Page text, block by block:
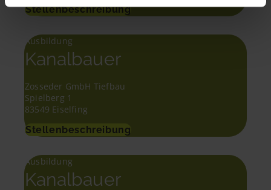
Stellenbeschreibung
Ausbildung
Kanalbauer
Zosseder GmbH Tiefbau
Spielberg 1
83549 Eiselfing
Stellenbeschreibung
Ausbildung
Kanalbauer